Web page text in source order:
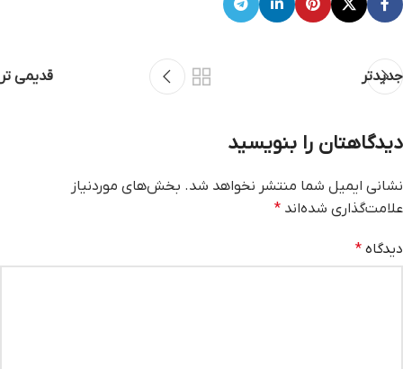
جدیدتر قدیمی تر
دیدگاهتان را بنویسید
نشانی ایمیل شما منتشر نخواهد شد. بخش‌های موردنیاز
علامت‌گذاری شده‌اند *
دیدگاه *